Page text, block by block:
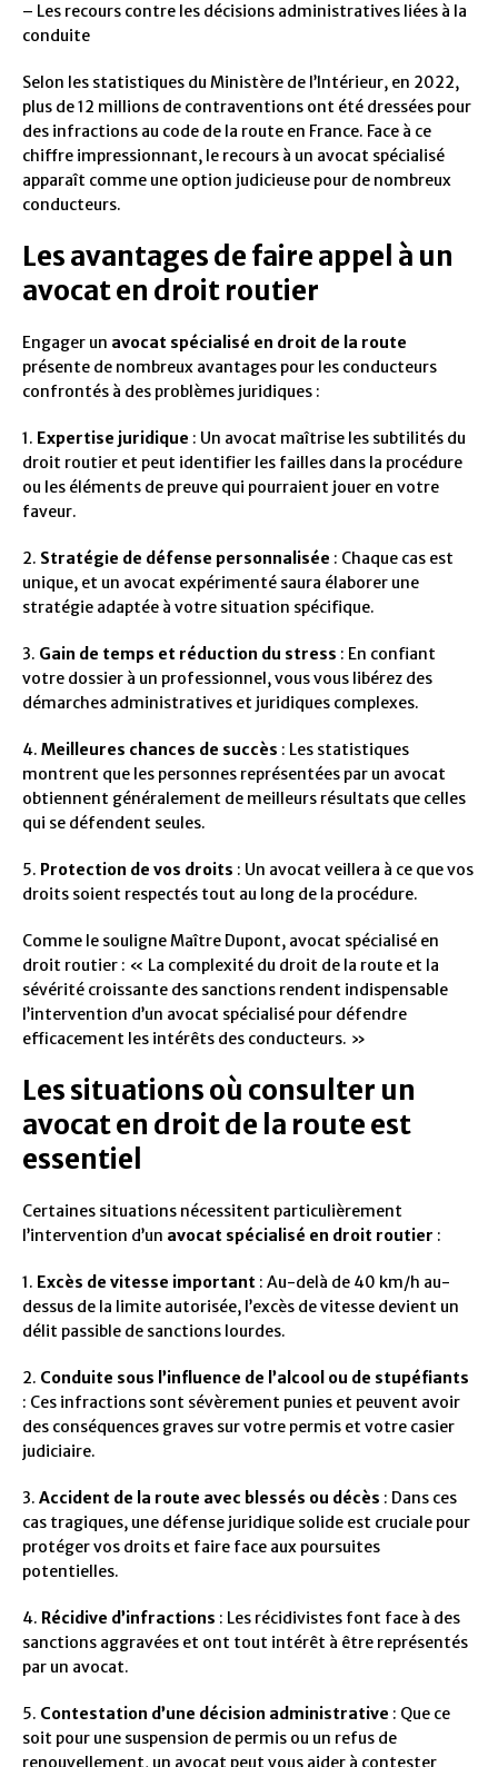
– Les recours contre les décisions administratives liées à la
conduite
Selon les statistiques du Ministère de l’Intérieur, en 2022,
plus de 12 millions de contraventions ont été dressées pour
des infractions au code de la route en France. Face à ce
chiffre impressionnant, le recours à un avocat spécialisé
apparaît comme une option judicieuse pour de nombreux
conducteurs.
Les avantages de faire appel à un
avocat en droit routier
Engager un avocat spécialisé en droit de la route
présente de nombreux avantages pour les conducteurs
confrontés à des problèmes juridiques :
1. Expertise juridique : Un avocat maîtrise les subtilités du
droit routier et peut identifier les failles dans la procédure
ou les éléments de preuve qui pourraient jouer en votre
faveur.
2. Stratégie de défense personnalisée : Chaque cas est
unique, et un avocat expérimenté saura élaborer une
stratégie adaptée à votre situation spécifique.
3. Gain de temps et réduction du stress : En confiant
votre dossier à un professionnel, vous vous libérez des
démarches administratives et juridiques complexes.
4. Meilleures chances de succès : Les statistiques
montrent que les personnes représentées par un avocat
obtiennent généralement de meilleurs résultats que celles
qui se défendent seules.
5. Protection de vos droits : Un avocat veillera à ce que vos
droits soient respectés tout au long de la procédure.
Comme le souligne Maître Dupont, avocat spécialisé en
droit routier : « La complexité du droit de la route et la
sévérité croissante des sanctions rendent indispensable
l’intervention d’un avocat spécialisé pour défendre
efficacement les intérêts des conducteurs. »
Les situations où consulter un
avocat en droit de la route est
essentiel
Certaines situations nécessitent particulièrement
l’intervention d’un avocat spécialisé en droit routier :
1. Excès de vitesse important : Au-delà de 40 km/h au-
dessus de la limite autorisée, l’excès de vitesse devient un
délit passible de sanctions lourdes.
2. Conduite sous l’influence de l’alcool ou de stupéfiants
: Ces infractions sont sévèrement punies et peuvent avoir
des conséquences graves sur votre permis et votre casier
judiciaire.
3. Accident de la route avec blessés ou décès : Dans ces
cas tragiques, une défense juridique solide est cruciale pour
protéger vos droits et faire face aux poursuites
potentielles.
4. Récidive d’infractions : Les récidivistes font face à des
sanctions aggravées et ont tout intérêt à être représentés
par un avocat.
5. Contestation d’une décision administrative : Que ce
soit pour une suspension de permis ou un refus de
renouvellement, un avocat peut vous aider à contester